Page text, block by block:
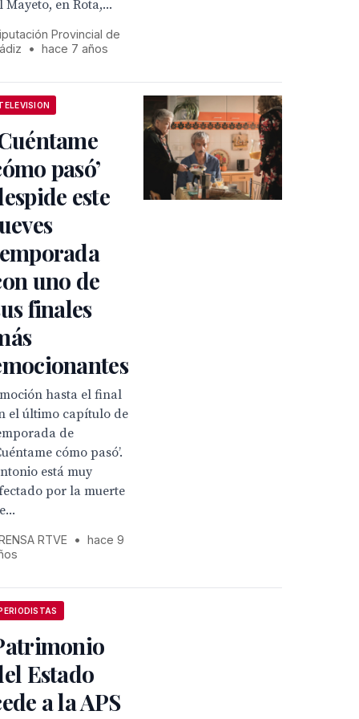
Mayeto, en Rota,...
Provincial de
• hace 7 años
pasó’
este
uno de
finales
hasta el final
el último capítulo de
de
cómo pasó’.
está muy
por la muerte
RTVE •
hace 9
Estado
a la APS